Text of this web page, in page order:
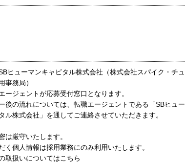
ヒューマンキャピタル株式会社（株式会社スパイク・チュ
事務局）
ージェントが応募受付窓口となります。
後の流れについては、転職エージェントである「SBヒュー
ル株式会社」を通してご連絡させていただきます。
厳守いたします。
く個人情報は採用業務にのみ利用いたします。
取扱いについてはこちら